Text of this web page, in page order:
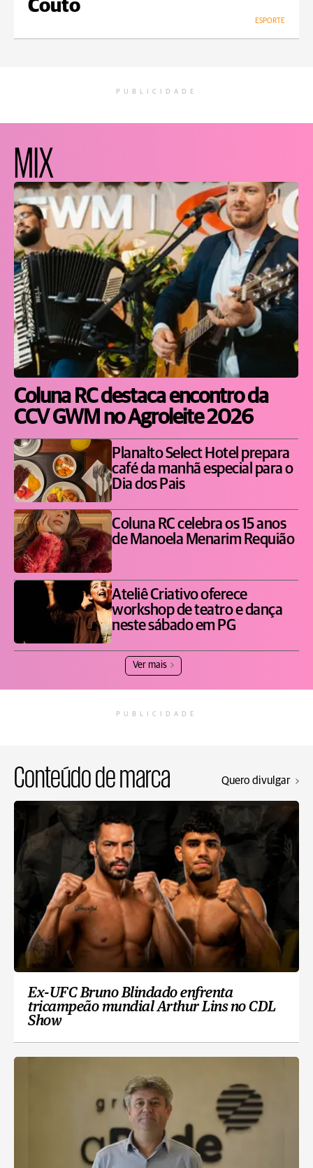
Couto
ESPORTE
PUBLICIDADE
MIX
Coluna RC destaca encontro da
CCV GWM no Agroleite 2026
Planalto Select Hotel prepara
café da manhã especial para o
Dia dos Pais
Coluna RC celebra os 15 anos
de Manoela Menarim Requião
Ateliê Criativo oferece
workshop de teatro e dança
neste sábado em PG
Ver mais
PUBLICIDADE
Conteúdo de marca Quero divulgar
Ex-UFC Bruno Blindado enfrenta
tricampeão mundial Arthur Lins no CDL
Show